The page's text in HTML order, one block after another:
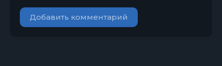
Добавить комментарий